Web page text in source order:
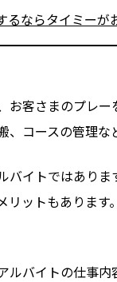
ならタイミーが
お客さまのプレ
コースの管理な
バイトではあり
リットもありま
ルバイトの仕事